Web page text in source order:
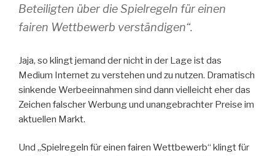
Beteiligten über die Spielregeln für einen
fairen Wettbewerb verständigen“.
Jaja, so klingt jemand der nicht in der Lage ist das
Medium Internet zu verstehen und zu nutzen. Dramatisch
sinkende Werbeeinnahmen sind dann vielleicht eher das
Zeichen falscher Werbung und unangebrachter Preise im
aktuellen Markt.
Und „Spielregeln für einen fairen Wettbewerb“ klingt für